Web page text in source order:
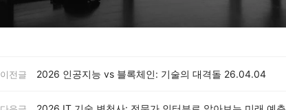
이전글 2026 인공지능 vs 블록체인: 기술의 대격돌 26.04.04